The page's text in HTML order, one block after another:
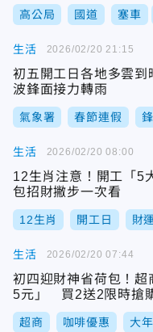
高公局 國道 塞車
生活
初五開工日各地多雲
波鋒面接力轉雨
氣象署 春節連假
2026/02/20 21:15
生活
12生肖注意！開工「5
包招財撇步一次看
12生肖 開工日 財運
2026/02/20 08:00
生活
初四迎財神省荷包！超
5元」 買2送2限時搶
超商 咖啡優惠 大
2026/02/20 07:44